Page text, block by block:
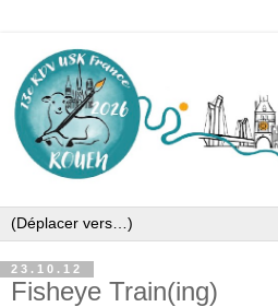
23.10.12
Fisheye Train(ing)